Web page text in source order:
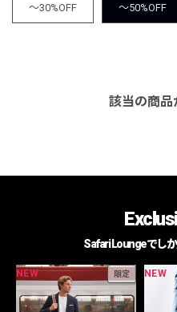
～30%OFF ～50%OFF
該当の商品
Safari Loungeでし
NEW 限定 NEW